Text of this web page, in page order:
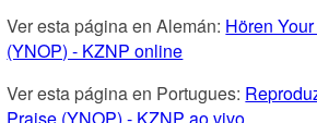
Ver esta página en Alemán: Hören
(YNOP) - KZNP online
Ver esta página en Portugues:
Praise (YNOP) - KZNP ao vivo